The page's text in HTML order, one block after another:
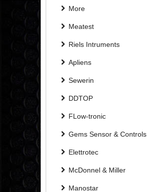
More
Meatest
Riels Intruments
Apliens
Sewerin
DDTOP
FLow-tronic
Gems Sensor & Controls
Elettrotec
McDonnel & Miller
Manostar